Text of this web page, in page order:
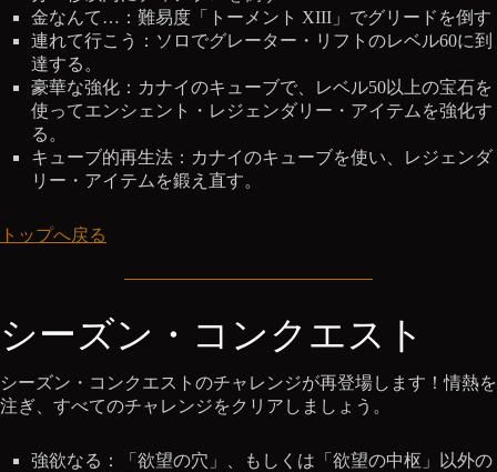
金なんて…：難易度「トーメント XIII」でグリードを倒す
連れて行こう：ソロでグレーター・リフトのレベル60に到
達する。
豪華な強化：カナイのキューブで、レベル50以上の宝石を
使ってエンシェント・レジェンダリー・アイテムを強化す
る。
キューブ的再生法：カナイのキューブを使い、レジェンダ
リー・アイテムを鍛え直す。
トップへ戻る
シーズン・コンクエスト
シーズン・コンクエストのチャレンジが再登場します！情熱を
注ぎ、すべてのチャレンジをクリアしましょう。
強欲なる：「欲望の穴」、もしくは「欲望の中枢」以外の